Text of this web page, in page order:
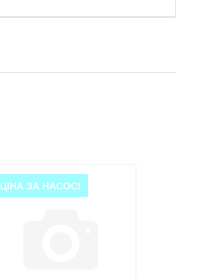
ЦІНА ЗА НАСОС!